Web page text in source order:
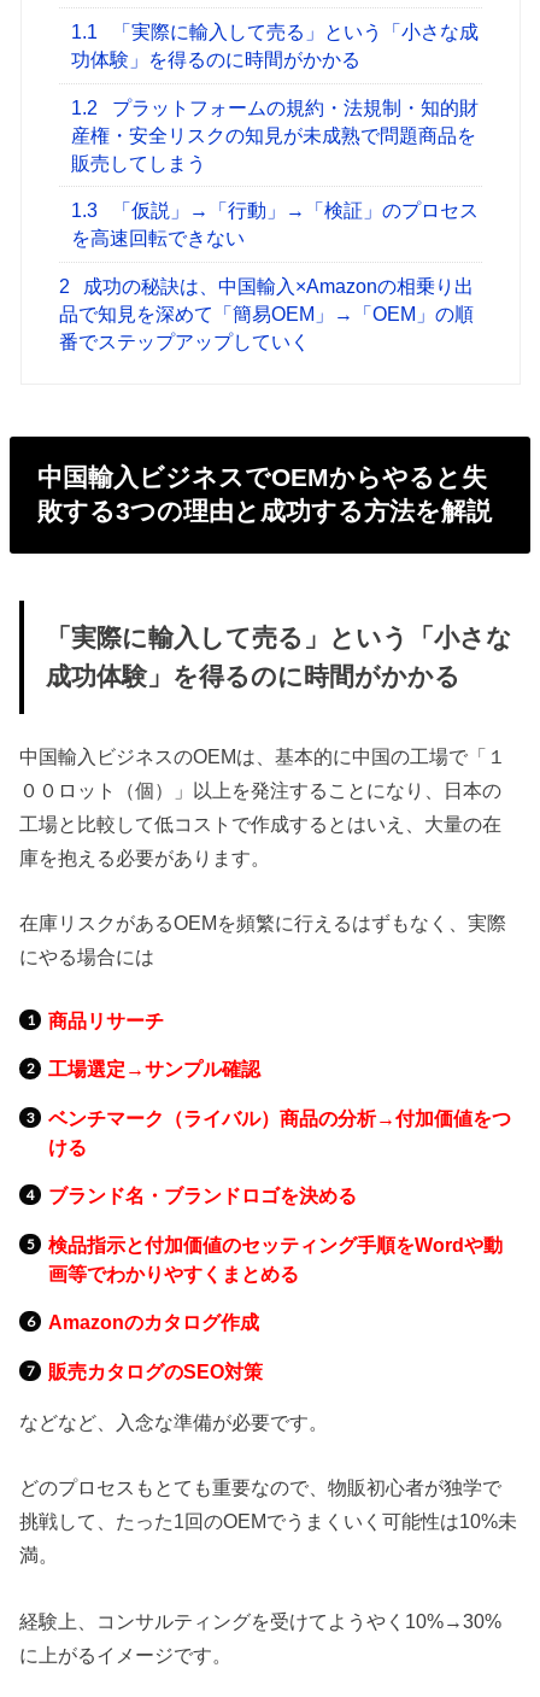
1.1
「実際に輸入して売る」という「小さな成
功体験」を得るのに時間がかかる
1.2
プラットフォームの規約・法規制・知的財
産権・安全リスクの知見が未成熟で問題商品を
販売してしまう
1.3
「仮説」→「行動」→「検証」のプロセス
を高速回転できない
2
成功の秘訣は、中国輸入×Amazonの相乗り出
品で知見を深めて「簡易OEM」→「OEM」の順
番でステップアップしていく
中国輸入ビジネスでOEMからやると失
敗する3つの理由と成功する方法を解説
「実際に輸入して売る」という「小さな
成功体験」を得るのに時間がかかる
中国輸入ビジネスのOEMは、基本的に中国の工場で「１
００ロット（個）」以上を発注することになり、日本の
工場と比較して低コストで作成するとはいえ、大量の在
庫を抱える必要があります。
在庫リスクがあるOEMを頻繁に行えるはずもなく、実際
にやる場合には
商品リサーチ
工場選定→サンプル確認
ベンチマーク（ライバル）商品の分析→付加価値をつ
ける
ブランド名・ブランドロゴを決める
検品指示と付加価値のセッティング手順をWordや動
画等でわかりやすくまとめる
Amazonのカタログ作成
販売カタログのSEO対策
などなど、入念な準備が必要です。
どのプロセスもとても重要なので、物販初心者が独学で
挑戦して、たった1回のOEMでうまくいく可能性は10%未
満。
経験上、コンサルティングを受けてようやく10%→30%
に上がるイメージです。